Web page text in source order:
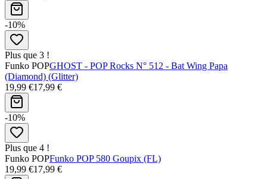
-10%
Plus que 3 !
Funko POPGHOST - POP Rocks N° 512 - Bat Wing Papa
(Diamond) (Glitter)
19,99 €17,99 €
-10%
Plus que 4 !
Funko POPFunko POP 580 Goupix (FL)
19,99 €17,99 €